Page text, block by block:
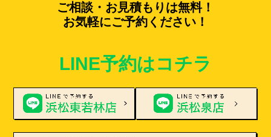
ご相談・お見積もりは無料！
お気軽にご予約ください！
LINE予約はコチラ